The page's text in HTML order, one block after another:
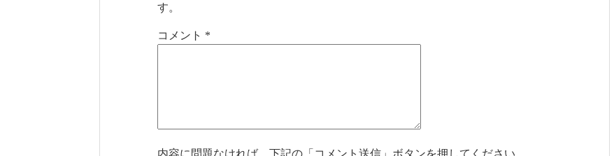
す。
コメント *
内容に問題なければ、下記の「コメント送信」ボタンを押してください。